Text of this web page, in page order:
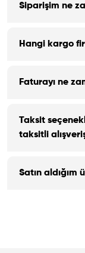
Siparişim ne
Hangi kargo
Faturayı ne
Taksit
taksitli
Satın aldığım